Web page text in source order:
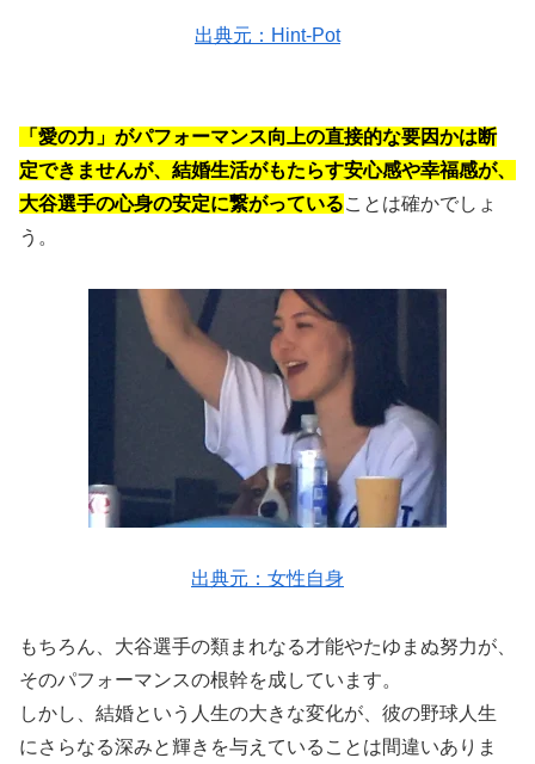
出典元：Hint-Pot
「愛の力」がパフォーマンス向上の直接的な要因かは断
定できませんが、結婚生活がもたらす安心感や幸福感が、
大谷選手の心身の安定に繋がっていることは確かでしょ
う。
出典元：女性自身
もちろん、大谷選手の類まれなる才能やたゆまぬ努力が、
そのパフォーマンスの根幹を成しています。
しかし、結婚という人生の大きな変化が、彼の野球人生
にさらなる深みと輝きを与えていることは間違いありま